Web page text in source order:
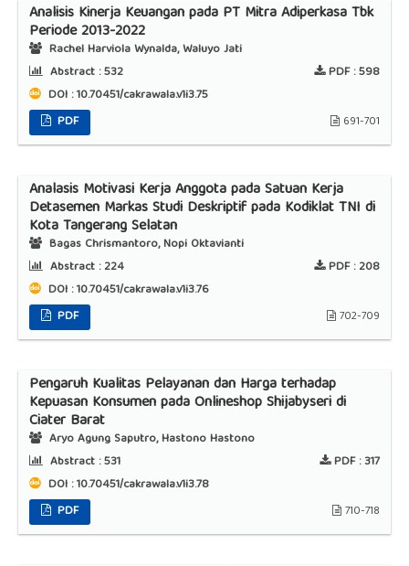
Analisis Kinerja Keuangan pada PT Mitra Adiperkasa Tbk
Periode 2013-2022
Rachel Harviola Wynalda, Waluyo Jati
Abstract :532 PDF :598
DOI : 10.70451/cakrawala.v1i3.75
PDF
691-701
Analasis Motivasi Kerja Anggota pada Satuan Kerja
Detasemen Markas Studi Deskriptif pada Kodiklat TNI di
Kota Tangerang Selatan
Bagas Chrismantoro, Nopi Oktavianti
Abstract :224 PDF :208
DOI : 10.70451/cakrawala.v1i3.76
PDF
702-709
Pengaruh Kualitas Pelayanan dan Harga terhadap
Kepuasan Konsumen pada Onlineshop Shijabyseri di
Ciater Barat
Aryo Agung Saputro, Hastono Hastono
Abstract :531 PDF :317
DOI : 10.70451/cakrawala.v1i3.78
PDF
710-718